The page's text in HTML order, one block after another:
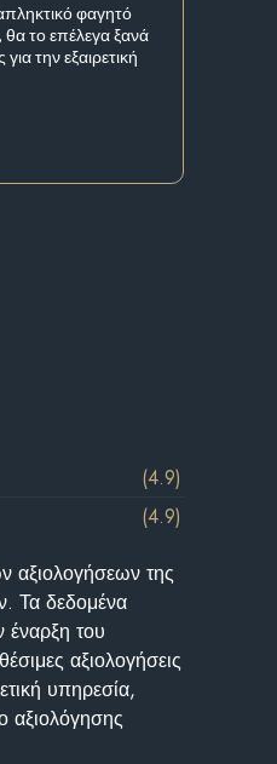
φαγητό
θα το επέλεγα ξανά
την εξαιρετική
(4.9)
(4.9)
αξιολογήσεων της
Τα δεδομένα
έναρξη του
αξιολογήσεις
υπηρεσία,
αξιολόγησης